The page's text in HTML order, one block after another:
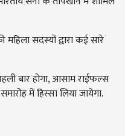
सदस्यों द्वारा कई सारे
बार होगा, आसाम राईफल्स
में हिस्सा लिया जायेगा.